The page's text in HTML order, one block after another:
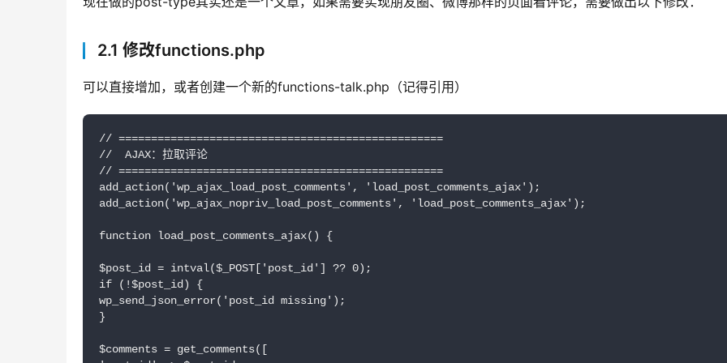
2.1 修改functions.php
可以直接增加，或者创建一个新的functions-talk.php（记得引用）
// ==================================================
//  AJAX：拉取评论
// ==================================================
add_action('wp_ajax_load_post_comments', 'load_post_comments_ajax');
add_action('wp_ajax_nopriv_load_post_comments', 'load_post_comments_ajax');
function load_post_comments_ajax() {
$post_id = intval($_POST['post_id'] ?? 0);
if (!$post_id) {
wp_send_json_error('post_id missing');
}
$comments = get_comments([